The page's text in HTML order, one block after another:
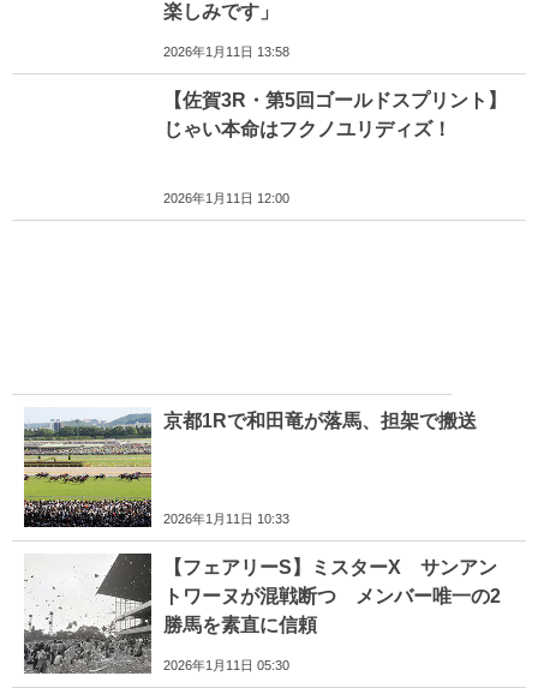
楽しみです」
2026年1月11日 13:58
【佐賀3R・第5回ゴールドスプリント】
じゃい本命はフクノユリディズ！
2026年1月11日 12:00
京都1Rで和田竜が落馬、担架で搬送
2026年1月11日 10:33
【フェアリーS】ミスターX サンアン
トワーヌが混戦断つ メンバー唯一の2
勝馬を素直に信頼
2026年1月11日 05:30